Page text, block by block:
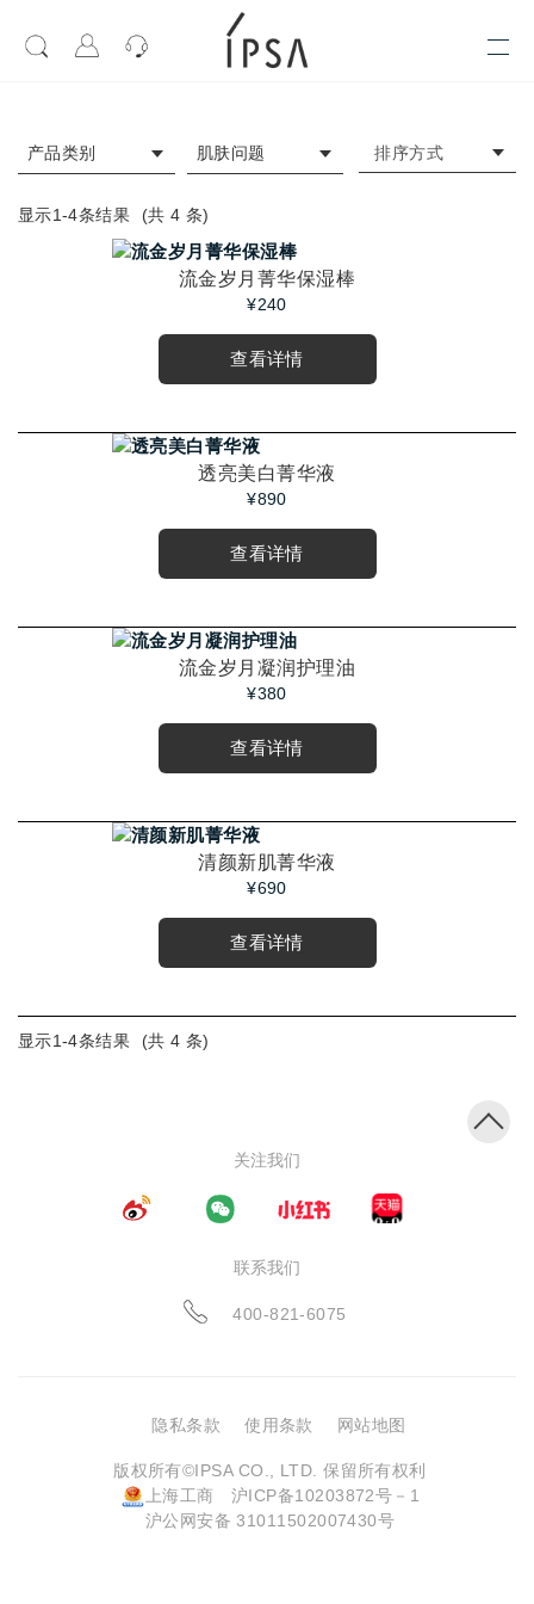
产品类别 肌肤问题 排序方式
显示1-4条结果 (共 4 条)
流金岁月菁华保湿棒
¥240
查看详情
透亮美白菁华液
¥890
查看详情
流金岁月凝润护理油
¥380
查看详情
清颜新肌菁华液
¥690
查看详情
显示1-4条结果 (共 4 条)
关注我们
联系我们
400-821-6075
隐私条款 使用条款 网站地图
版权所有©IPSA CO., LTD. 保留所有权利
上海工商
沪ICP备10203872号－1
沪公网安备 31011502007430号